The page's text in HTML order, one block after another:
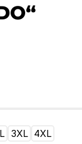
3XL 4XL